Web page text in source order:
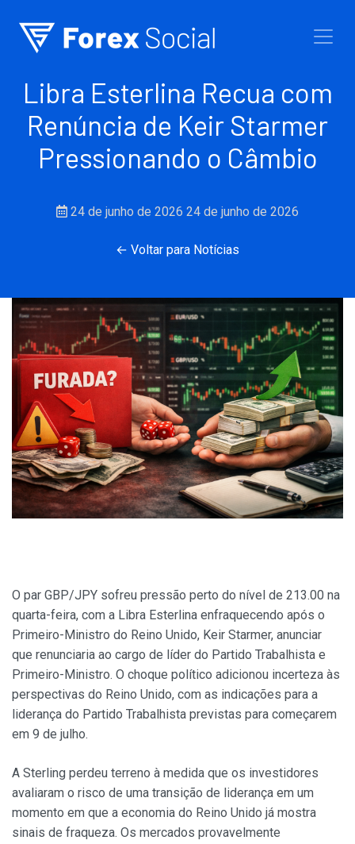
Libra Esterlina Recua com
Renúncia de Keir Starmer
Pressionando o Câmbio
24 de junho de 2026 24 de junho de 2026
← Voltar para Notícias
O par GBP/JPY sofreu pressão perto do nível de 213.00 na
quarta-feira, com a Libra Esterlina enfraquecendo após o
Primeiro-Ministro do Reino Unido, Keir Starmer, anunciar
que renunciaria ao cargo de líder do Partido Trabalhista e
Primeiro-Ministro. O choque político adicionou incerteza às
perspectivas do Reino Unido, com as indicações para a
liderança do Partido Trabalhista previstas para começarem
em 9 de julho.
A Sterling perdeu terreno à medida que os investidores
avaliaram o risco de uma transição de liderança em um
momento em que a economia do Reino Unido já mostra
sinais de fraqueza. Os mercados provavelmente